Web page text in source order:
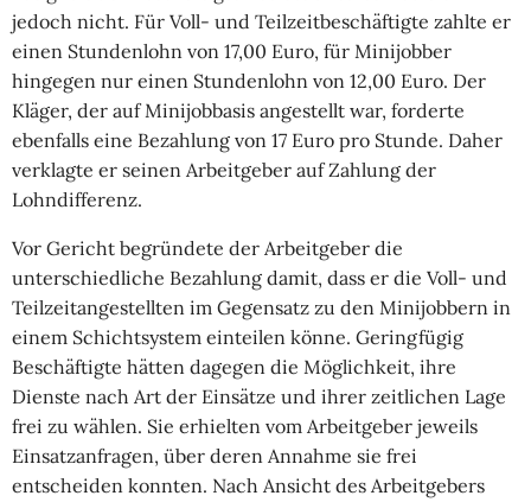
jedoch nicht. Für Voll- und Teilzeitbeschäftigte zahlte er
einen Stundenlohn von 17,00 Euro, für Minijobber
hingegen nur einen Stundenlohn von 12,00 Euro. Der
Kläger, der auf Minijobbasis angestellt war, forderte
ebenfalls eine Bezahlung von 17 Euro pro Stunde. Daher
verklagte er seinen Arbeitgeber auf Zahlung der
Lohndifferenz.
Vor Gericht begründete der Arbeitgeber die
unterschiedliche Bezahlung damit, dass er die Voll- und
Teilzeitangestellten im Gegensatz zu den Minijobbern in
einem Schichtsystem einteilen könne. Geringfügig
Beschäftigte hätten dagegen die Möglichkeit, ihre
Dienste nach Art der Einsätze und ihrer zeitlichen Lage
frei zu wählen. Sie erhielten vom Arbeitgeber jeweils
Einsatzanfragen, über deren Annahme sie frei
entscheiden konnten. Nach Ansicht des Arbeitgebers